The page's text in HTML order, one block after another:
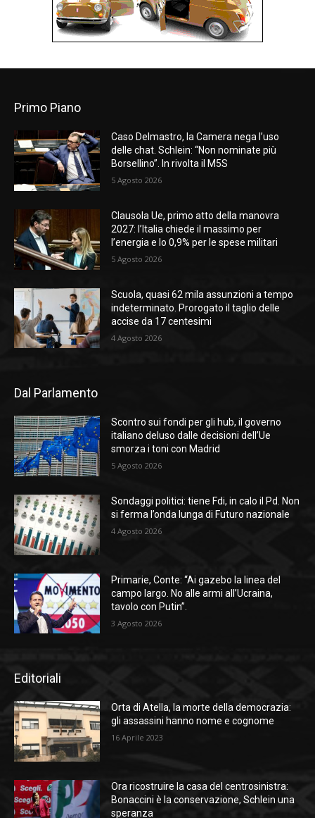
Primo Piano
Caso Delmastro, la Camera nega l’uso
delle chat. Schlein: “Non nominate più
Borsellino”. In rivolta il M5S
5 Agosto 2026
Clausola Ue, primo atto della manovra
2027: l’Italia chiede il massimo per
l’energia e lo 0,9% per le spese militari
5 Agosto 2026
Scuola, quasi 62 mila assunzioni a tempo
indeterminato. Prorogato il taglio delle
accise da 17 centesimi
4 Agosto 2026
Dal Parlamento
Scontro sui fondi per gli hub, il governo
italiano deluso dalle decisioni dell’Ue
smorza i toni con Madrid
5 Agosto 2026
Sondaggi politici: tiene Fdi, in calo il Pd. Non
si ferma l’onda lunga di Futuro nazionale
4 Agosto 2026
Primarie, Conte: “Ai gazebo la linea del
campo largo. No alle armi all’Ucraina,
tavolo con Putin”.
3 Agosto 2026
Editoriali
Orta di Atella, la morte della democrazia:
gli assassini hanno nome e cognome
16 Aprile 2023
Ora ricostruire la casa del centrosinistra:
Bonaccini è la conservazione, Schlein una
speranza